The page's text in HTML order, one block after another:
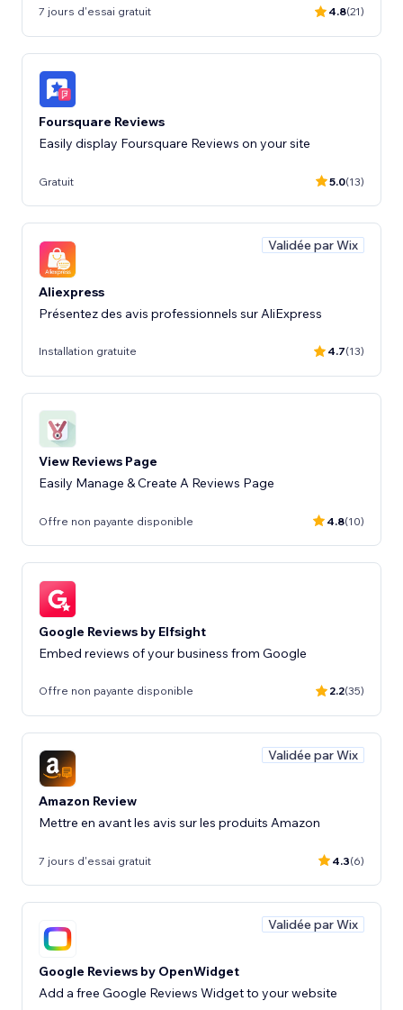
7 jours d'essai gratuit 4.8(21)
Foursquare Reviews
Easily display Foursquare Reviews on your site
Gratuit 5.0(13)
Validée par Wix
Aliexpress
Présentez des avis professionnels sur AliExpress
Installation gratuite 4.7(13)
View Reviews Page
Easily Manage & Create A Reviews Page
Offre non payante disponible 4.8(10)
Google Reviews by Elfsight
Embed reviews of your business from Google
Offre non payante disponible 2.2(35)
Validée par Wix
Amazon Review
Mettre en avant les avis sur les produits Amazon
7 jours d'essai gratuit 4.3(6)
Validée par Wix
Google Reviews by OpenWidget
Add a free Google Reviews Widget to your website